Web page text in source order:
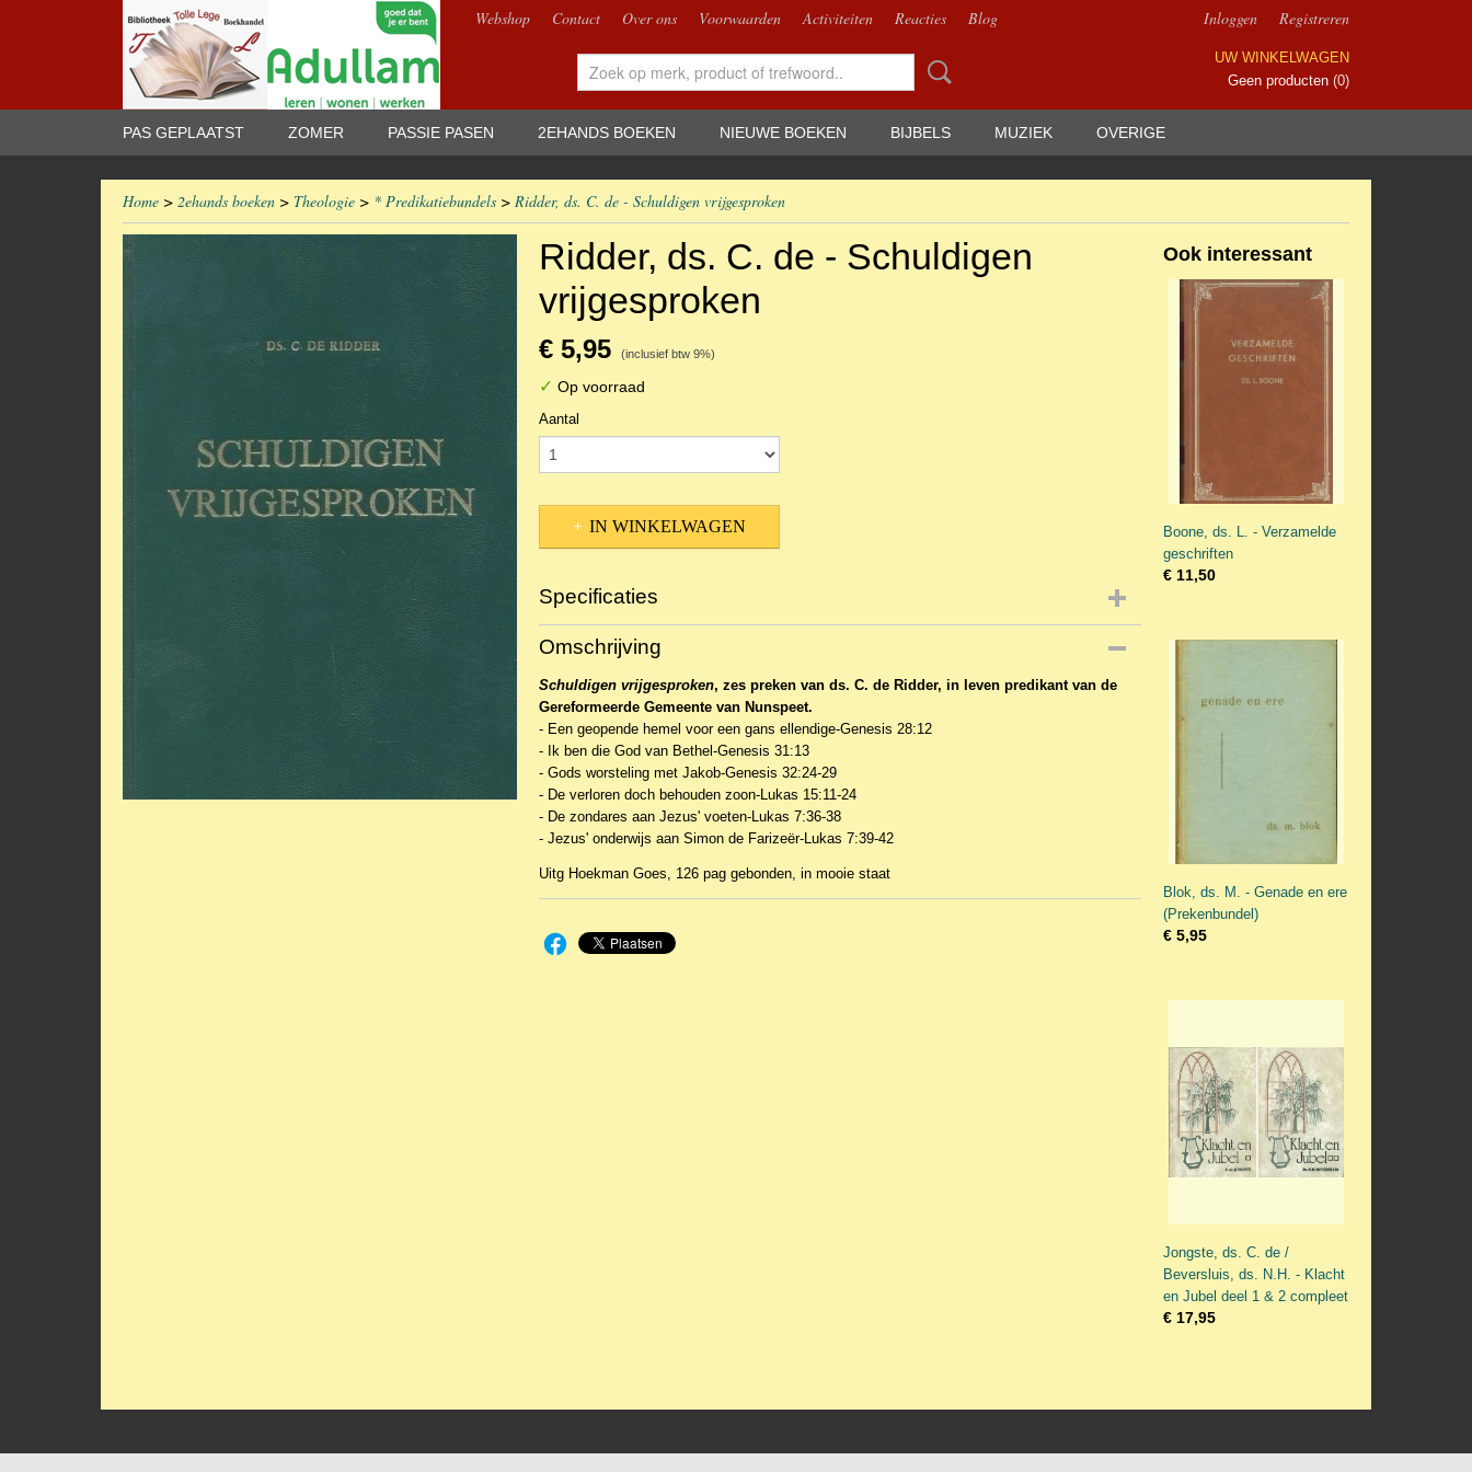
Webshop Contact Over ons Voorwaarden Activiteiten Reacties Blog Inloggen Registreren
UW WINKELWAGEN
Geen producten (0)
PAS GEPLAATST ZOMER PASSIE PASEN 2EHANDS BOEKEN NIEUWE BOEKEN BIJBELS MUZIEK OVERIGE
Home > 2ehands boeken > Theologie > * Predikatiebundels > Ridder, ds. C. de - Schuldigen vrijgesproken
Ridder, ds. C. de - Schuldigen
vrijgesproken
€ 5,95 (inclusief btw 9%)
✓ Op voorraad
Aantal
IN WINKELWAGEN
Specificaties
Productcode
Omschrijving
Schuldigen vrijgesproken, zes preken van ds. C. de Ridder, in leven predikant van de
Gereformeerde Gemeente van Nunspeet.
- Een geopende hemel voor een gans ellendige-Genesis 28:12
- Ik ben die God van Bethel-Genesis 31:13
- Gods worsteling met Jakob-Genesis 32:24-29
- De verloren doch behouden zoon-Lukas 15:11-24
- De zondares aan Jezus' voeten-Lukas 7:36-38
- Jezus' onderwijs aan Simon de Farizeër-Lukas 7:39-42
Uitg Hoekman Goes, 126 pag gebonden, in mooie staat
Ook interessant
Boone, ds. L. - Verzamelde
geschriften
€ 11,50
Blok, ds. M. - Genade en ere
(Prekenbundel)
€ 5,95
Jongste, ds. C. de /
Beversluis, ds. N.H. - Klacht
en Jubel deel 1 & 2 compleet
€ 17,95